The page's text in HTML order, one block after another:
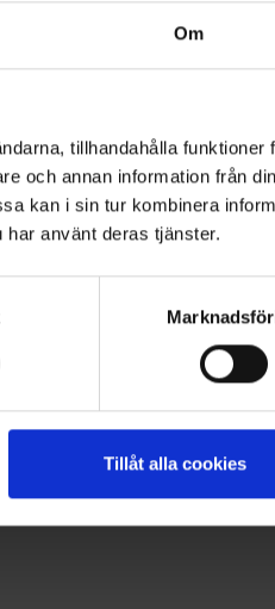
Om
tillhandahålla funktioner
och annan information från
kan i sin tur kombinera
använt deras tjänster.
Tillåt alla cookies